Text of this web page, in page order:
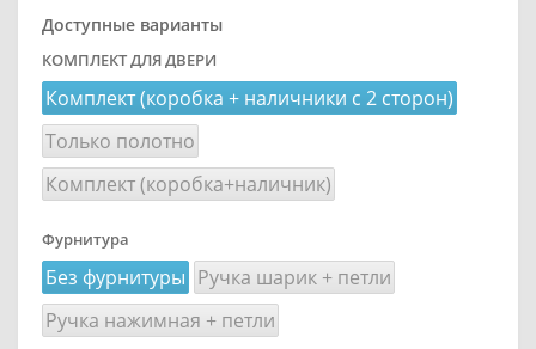
Доступные варианты
КОМПЛЕКТ ДЛЯ ДВЕРИ
Комплект (коробка + наличники с 2 сторон)
Только полотно
Комплект (коробка+наличник)
Фурнитура
Без фурнитуры Ручка шарик + петли
Ручка нажимная + петли